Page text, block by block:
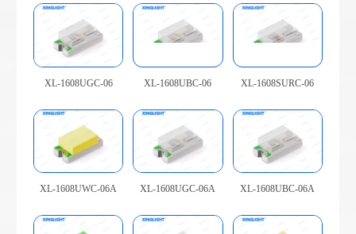
XL-1608UGC-06 XL-1608UBC-06 XL-1608SURC-06
XL-1608UWC-06A XL-1608UGC-06A XL-1608UBC-06A